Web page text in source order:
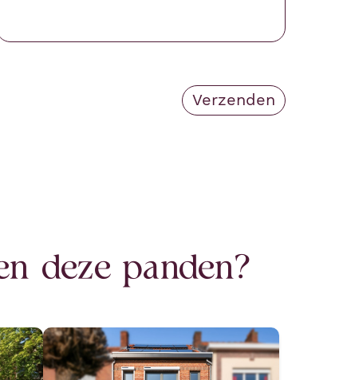
deze panden?